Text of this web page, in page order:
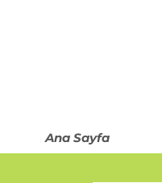
Ana Sayfa